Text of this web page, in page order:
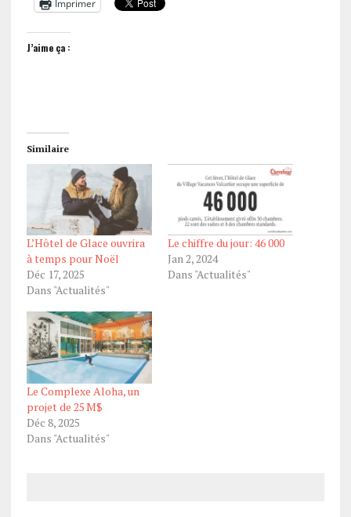
Imprimer
J’aime ça :
Similaire
L’Hôtel de Glace ouvrira
à temps pour Noël
Déc 17, 2025
Dans "Actualités"
Le chiffre du jour: 46 000
Jan 2, 2024
Dans "Actualités"
Le Complexe Aloha, un
projet de 25 M$
Déc 8, 2025
Dans "Actualités"